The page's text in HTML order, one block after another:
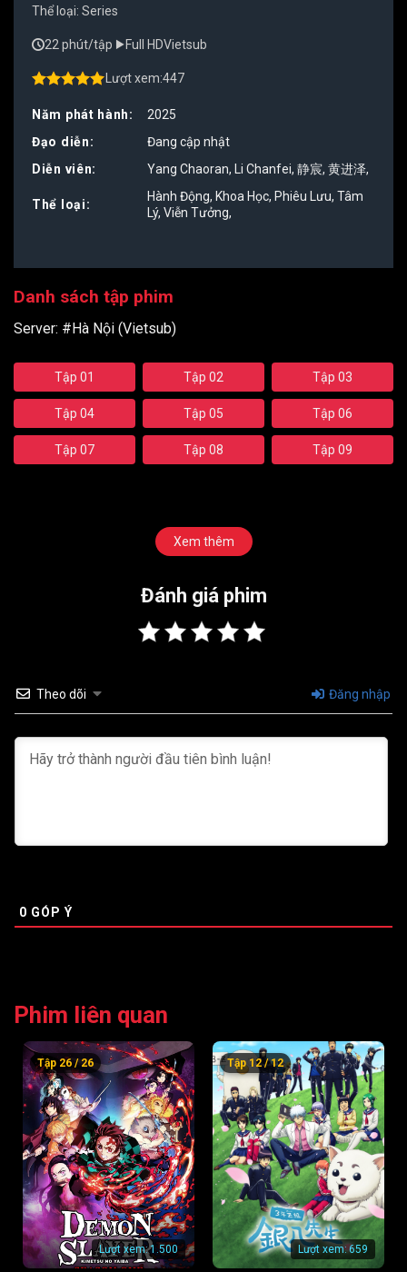
Thể loại: Series
22 phút/tập Full HDVietsub
5
Lượt xem:447
Năm phát hành:
2025
Đạo diễn:
Đang cập nhật
Diễn viên:
Yang Chaoran, Li Chanfei, 静宸, 黄进泽,
Thể loại:
Hành Động, Khoa Học, Phiêu Lưu, Tâm
Lý, Viễn Tưởng,
Danh sách tập phim
Server: #Hà Nội (Vietsub)
Tập 01 Tập 02 Tập 03
Tập 04 Tập 05 Tập 06
Tập 07 Tập 08 Tập 09
Xem thêm
Đánh giá phim
Theo dõi Đăng nhập
0 GÓP Ý
Phim liên quan
Lượt xem:1.500
Tập 26 / 26
Lượt xem:659
Tập 12 / 12